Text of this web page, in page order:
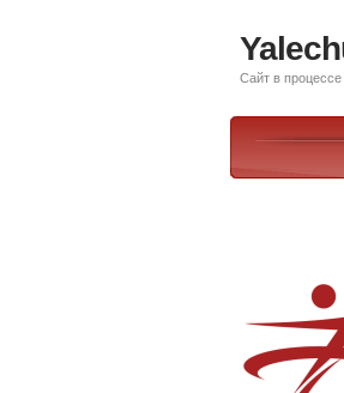
Сайт в процессе